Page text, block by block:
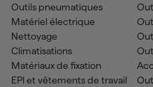
Outils pneumatiques
Matériel électrique
Nettoyage
Climatisations
Matériaux de fixation
EPI et vêtements de travail